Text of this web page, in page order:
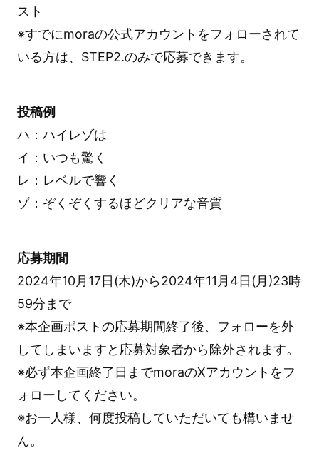
スト
※すでにmoraの公式アカウントをフォローされて
いる方は、STEP2.のみで応募できます。
投稿例
ハ：ハイレゾは
イ：いつも驚く
レ：レベルで響く
ゾ：ぞくぞくするほどクリアな音質
応募期間
2024年10月17日(木)から2024年11月4日(月)23時
59分まで
※本企画ポストの応募期間終了後、フォローを外
してしまいますと応募対象者から除外されます。
※必ず本企画終了日までmoraのXアカウントをフ
ォローしてください。
※お一人様、何度投稿していただいても構いませ
ん。